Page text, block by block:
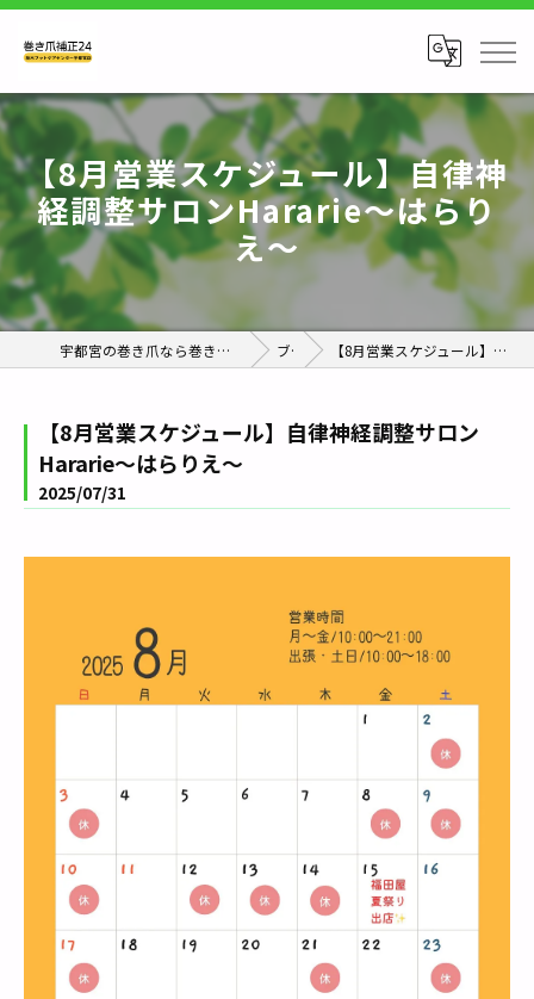
【8月営業スケジュール】自律神
経調整サロンHararie〜はらり
え〜
宇都宮の巻き爪なら巻き爪補正24栃木フットケアセンター宇都宮店 ブログ 【8月営業スケジュール】自律神経調整サロンHararie〜はらりえ〜
【8月営業スケジュール】自律神経調整サロン
Hararie〜はらりえ〜
2025/07/31